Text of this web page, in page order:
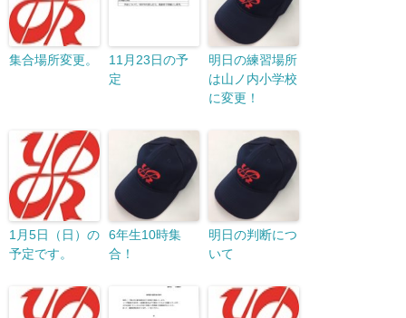
集合場所変更。
11月23日の予
定
明日の練習場所
は山ノ内小学校
に変更！
1月5日（日）の
予定です。
6年生10時集
合！
明日の判断につ
いて